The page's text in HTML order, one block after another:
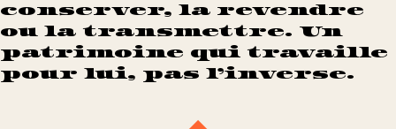
conserver, la revendre
ou la transmettre. Un
patrimoine qui travaille
pour lui, pas l’inverse.